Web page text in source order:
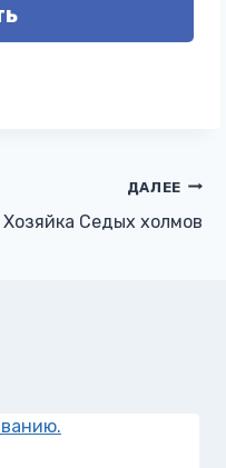
ДАЛЕЕ
Хозяйка Седых холмов